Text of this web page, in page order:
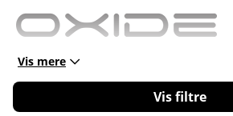
Vis mere
Filtrér